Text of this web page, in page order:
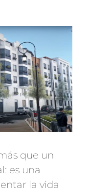
que un
es una
la vida